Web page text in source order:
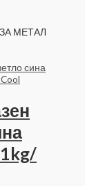
МЕТАЛ